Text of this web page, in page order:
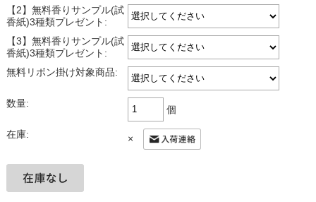
【2】無料香りサンプル(試
香紙)3種類プレゼント:
【3】無料香りサンプル(試
香紙)3種類プレゼント:
無料リボン掛け対象商品:
数量:
個
在庫: ×